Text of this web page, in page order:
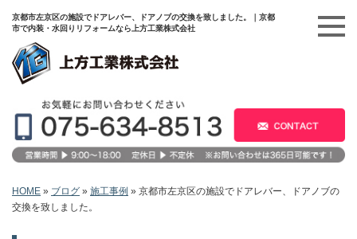
京都市左京区の施設でドアレバー、ドアノブの交換を致しました。｜京都
市で内装・水回りリフォームなら上方工業株式会社
HOME » ブログ » 施工事例 » 京都市左京区の施設でドアレバー、ドアノブの
交換を致しました。